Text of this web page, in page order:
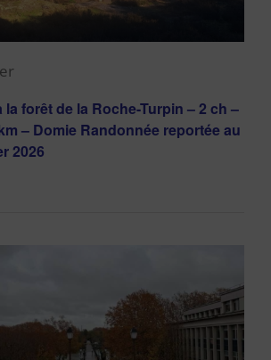
la forêt de la Roche-Turpin – 2 ch –
– Domie Randonnée reportée au
2026